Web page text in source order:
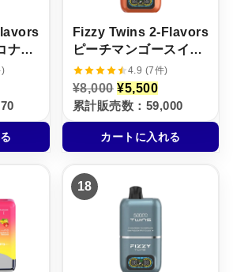
ナッ
Fizzy Twins 2‑Flavors
ピーチマンゴースイカ
＆ストロベリーバナナ
【ニコパフ】5%
4.9 (7件)
¥8,000 元
の
価
格
は
¥
0
で
し
た
。
¥5,500現
在
の
価
格
は
5
で
。
累計販売数：59,000
カートに入れる
18